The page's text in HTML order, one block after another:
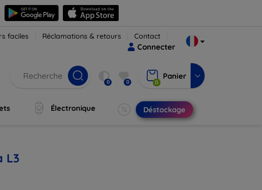
faciles Réclamations & retours Contact
Connecter
0 0 0
Panier
Électronique Déstockage
L3